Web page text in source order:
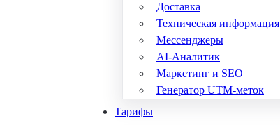
Доставка
Техническая информация
Мессенджеры
AI-Аналитик
Маркетинг и SEO
Генератор UTM-меток
Тарифы